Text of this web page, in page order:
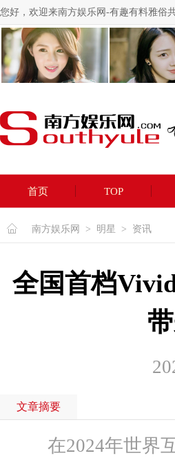
您好，欢迎来南方娱乐网-有趣有料雅俗
首页 TOP
南方娱乐网 > 明星 > 资讯
全国首档
文章摘要
在2024年世界互